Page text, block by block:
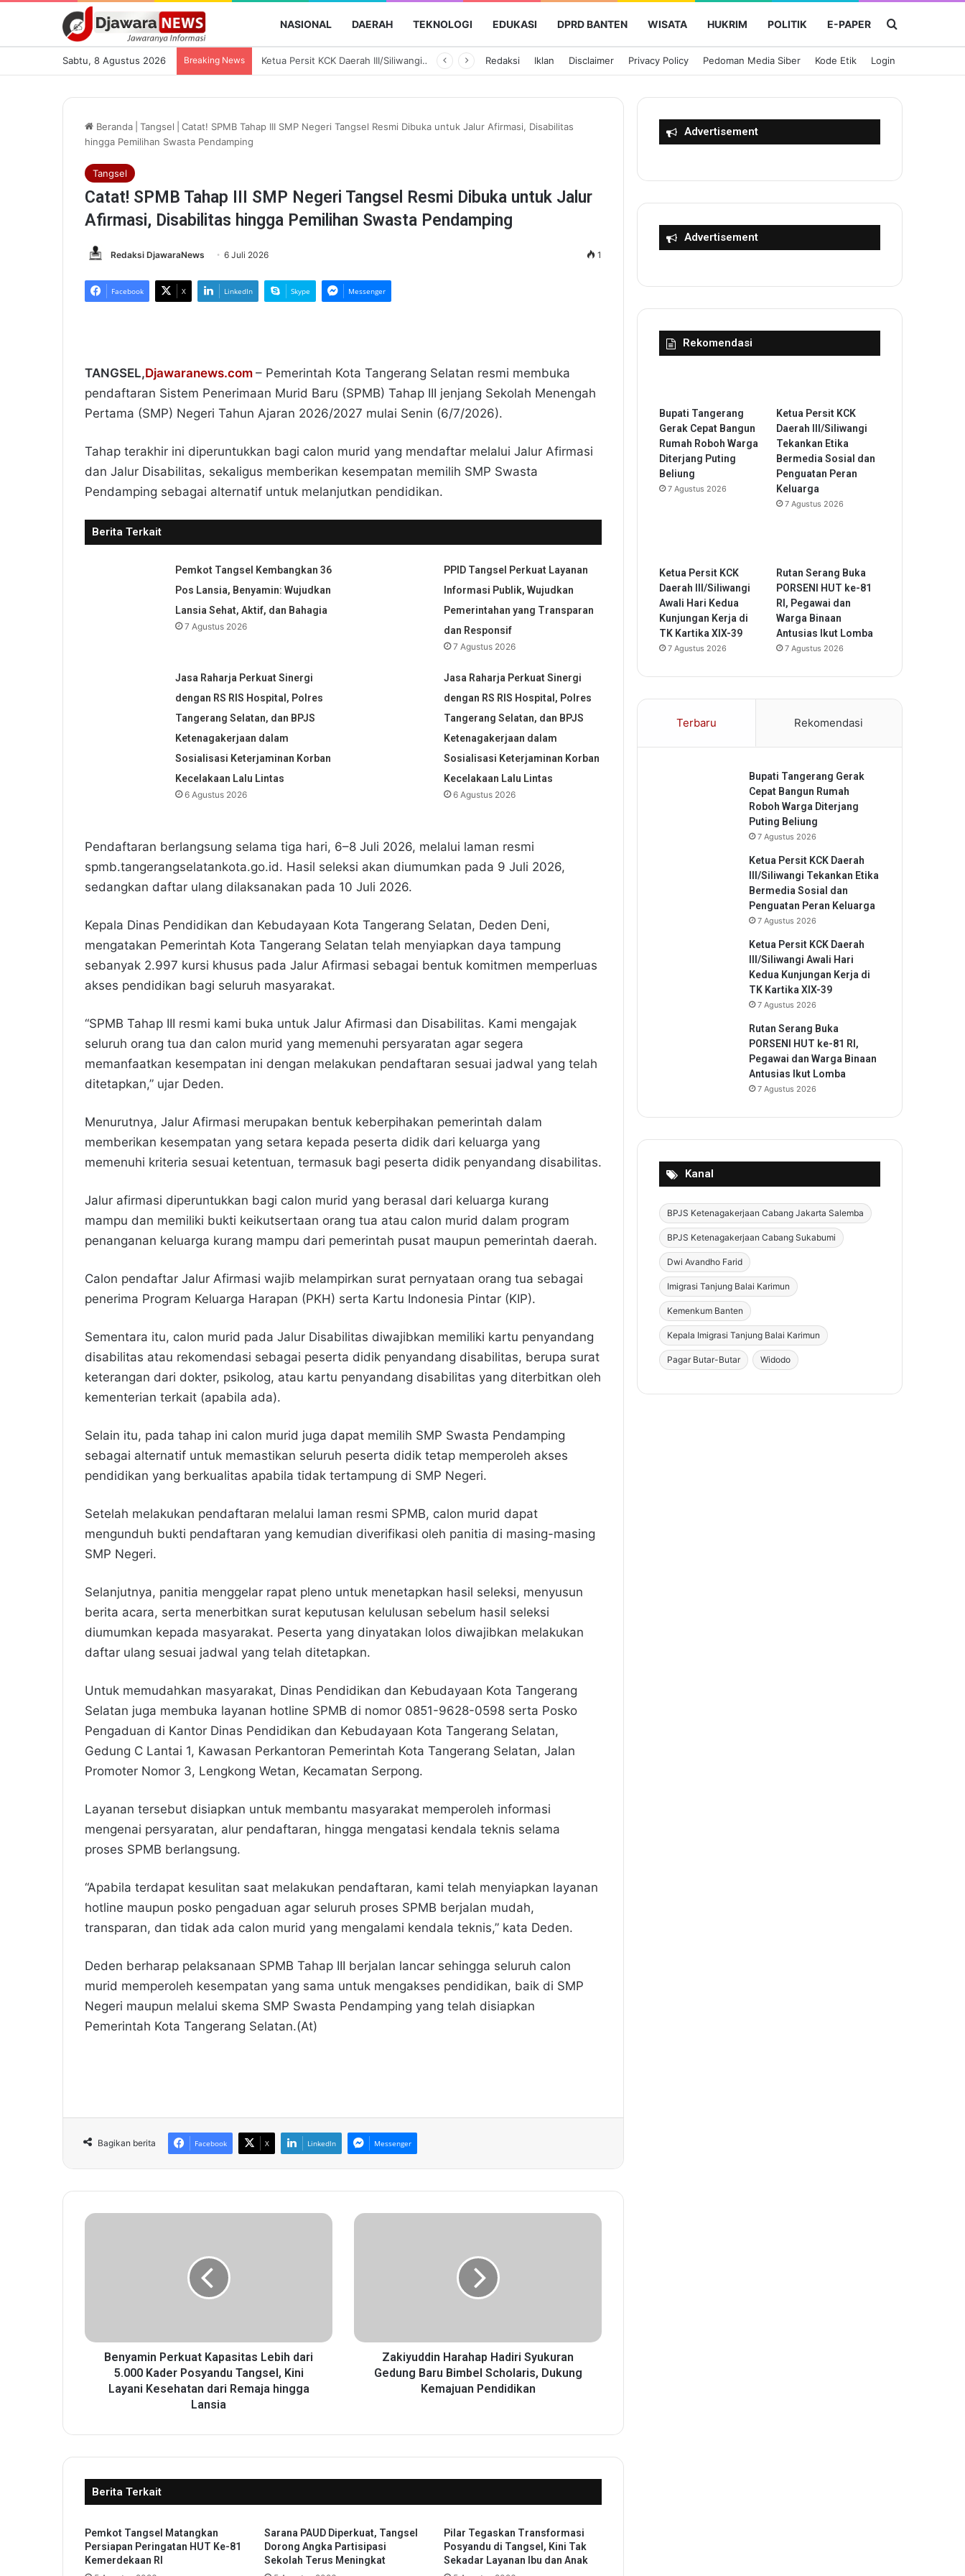
NASIONAL DAERAH TEKNOLOGI EDUKASI DPRD BANTEN WISATA HUKRIM POLITIK E-PAPER Cari Berita
Sabtu, 8 Agustus 2026 Breaking News Ketua Persit KCK Daerah III/Siliwangi Awali Hari Kedua Kunjungan Kerja di TK Kartika XIX-39 Redaksi Iklan Disclaimer Privacy Policy Pedoman Media Siber Kode Etik Login
Beranda Tangsel
Catat! SPMB Tahap III SMP Negeri Tangsel Resmi Dibuka untuk Jalur Afirmasi, Disabilitas
hingga Pemilihan Swasta Pendamping
Tangsel
Catat! SPMB Tahap III SMP Negeri Tangsel Resmi Dibuka untuk Jalur
Afirmasi, Disabilitas hingga Pemilihan Swasta Pendamping
Redaksi DjawaraNews 6 Juli 2026 1
Facebook X LinkedIn Skype Messenger
TANGSEL,Djawaranews.com – Pemerintah Kota Tangerang Selatan resmi membuka
pendaftaran Sistem Penerimaan Murid Baru (SPMB) Tahap III jenjang Sekolah Menengah
Pertama (SMP) Negeri Tahun Ajaran 2026/2027 mulai Senin (6/7/2026).
Tahap terakhir ini diperuntukkan bagi calon murid yang mendaftar melalui Jalur Afirmasi
dan Jalur Disabilitas, sekaligus memberikan kesempatan memilih SMP Swasta
Pendamping sebagai alternatif untuk melanjutkan pendidikan.
Berita Terkait
Pemkot Tangsel Kembangkan 36
Pos Lansia, Benyamin: Wujudkan
Lansia Sehat, Aktif, dan Bahagia
7 Agustus 2026
PPID Tangsel Perkuat Layanan
Informasi Publik, Wujudkan
Pemerintahan yang Transparan
dan Responsif
7 Agustus 2026
Jasa Raharja Perkuat Sinergi
dengan RS RIS Hospital, Polres
Tangerang Selatan, dan BPJS
Ketenagakerjaan dalam
Sosialisasi Keterjaminan Korban
Kecelakaan Lalu Lintas
6 Agustus 2026
Jasa Raharja Perkuat Sinergi
dengan RS RIS Hospital, Polres
Tangerang Selatan, dan BPJS
Ketenagakerjaan dalam
Sosialisasi Keterjaminan Korban
Kecelakaan Lalu Lintas
6 Agustus 2026
Pendaftaran berlangsung selama tiga hari, 6–8 Juli 2026, melalui laman resmi
spmb.tangerangselatankota.go.id. Hasil seleksi akan diumumkan pada 9 Juli 2026,
sedangkan daftar ulang dilaksanakan pada 10 Juli 2026.
Kepala Dinas Pendidikan dan Kebudayaan Kota Tangerang Selatan, Deden Deni,
mengatakan Pemerintah Kota Tangerang Selatan telah menyiapkan daya tampung
sebanyak 2.997 kursi khusus pada Jalur Afirmasi sebagai bentuk komitmen memperluas
akses pendidikan bagi seluruh masyarakat.
“SPMB Tahap III resmi kami buka untuk Jalur Afirmasi dan Disabilitas. Kami mengajak
seluruh orang tua dan calon murid yang memenuhi persyaratan agar segera
memanfaatkan kesempatan ini dengan melakukan pendaftaran sesuai jadwal yang telah
ditetapkan,” ujar Deden.
Menurutnya, Jalur Afirmasi merupakan bentuk keberpihakan pemerintah dalam
memberikan kesempatan yang setara kepada peserta didik dari keluarga yang
memenuhi kriteria sesuai ketentuan, termasuk bagi peserta didik penyandang disabilitas.
Jalur afirmasi diperuntukkan bagi calon murid yang berasal dari keluarga kurang
mampu dan memiliki bukti keikutsertaan orang tua atau calon murid dalam program
penanganan keluarga kurang mampu dari pemerintah pusat maupun pemerintah daerah.
Calon pendaftar Jalur Afirmasi wajib melampirkan surat pernyataan orang tua sebagai
penerima Program Keluarga Harapan (PKH) serta Kartu Indonesia Pintar (KIP).
Sementara itu, calon murid pada Jalur Disabilitas diwajibkan memiliki kartu penyandang
disabilitas atau rekomendasi sebagai peserta didik penyandang disabilitas, berupa surat
keterangan dari dokter, psikolog, atau kartu penyandang disabilitas yang diterbitkan oleh
kementerian terkait (apabila ada).
Selain itu, pada tahap ini calon murid juga dapat memilih SMP Swasta Pendamping
sebagai alternatif untuk memastikan seluruh peserta didik tetap memperoleh akses
pendidikan yang berkualitas apabila tidak tertampung di SMP Negeri.
Setelah melakukan pendaftaran melalui laman resmi SPMB, calon murid dapat
mengunduh bukti pendaftaran yang kemudian diverifikasi oleh panitia di masing-masing
SMP Negeri.
Selanjutnya, panitia menggelar rapat pleno untuk menetapkan hasil seleksi, menyusun
berita acara, serta menerbitkan surat keputusan kelulusan sebelum hasil seleksi
diumumkan kepada masyarakat. Peserta yang dinyatakan lolos diwajibkan melakukan
daftar ulang sesuai jadwal yang telah ditetapkan.
Untuk memudahkan masyarakat, Dinas Pendidikan dan Kebudayaan Kota Tangerang
Selatan juga membuka layanan hotline SPMB di nomor 0851-9628-0598 serta Posko
Pengaduan di Kantor Dinas Pendidikan dan Kebudayaan Kota Tangerang Selatan,
Gedung C Lantai 1, Kawasan Perkantoran Pemerintah Kota Tangerang Selatan, Jalan
Promoter Nomor 3, Lengkong Wetan, Kecamatan Serpong.
Layanan tersebut disiapkan untuk membantu masyarakat memperoleh informasi
mengenai persyaratan, alur pendaftaran, hingga mengatasi kendala teknis selama
proses SPMB berlangsung.
“Apabila terdapat kesulitan saat melakukan pendaftaran, kami telah menyiapkan layanan
hotline maupun posko pengaduan agar seluruh proses SPMB berjalan mudah,
transparan, dan tidak ada calon murid yang mengalami kendala teknis,” kata Deden.
Deden berharap pelaksanaan SPMB Tahap III berjalan lancar sehingga seluruh calon
murid memperoleh kesempatan yang sama untuk mengakses pendidikan, baik di SMP
Negeri maupun melalui skema SMP Swasta Pendamping yang telah disiapkan
Pemerintah Kota Tangerang Selatan.(At)
Bagikan berita Facebook X LinkedIn Messenger
B
P
t
p
s
t
a
s
Benyamin Perkuat Kapasitas Lebih dari
5.000 Kader Posyandu Tangsel, Kini
Layani Kesehatan dari Remaja hingga
Lansia
Z
i
h
H
d
r
i
S
Zakiyuddin Harahap Hadiri Syukuran
Gedung Baru Bimbel Scholaris, Dukung
Kemajuan Pendidikan
Berita Terkait
Pemkot Tangsel Matangkan
Persiapan Peringatan HUT Ke-81
Kemerdekaan RI
Sarana PAUD Diperkuat, Tangsel
Dorong Angka Partisipasi
Sekolah Terus Meningkat
Pilar Tegaskan Transformasi
Posyandu di Tangsel, Kini Tak
Sekadar Layanan Ibu dan Anak
Advertisement
Advertisement
Rekomendasi
Bupati Tangerang
Gerak Cepat Bangun
Rumah Roboh Warga
Diterjang Puting
Beliung
7 Agustus 2026
Ketua Persit KCK
Daerah III/Siliwangi
Tekankan Etika
Bermedia Sosial dan
Penguatan Peran
Keluarga
7 Agustus 2026
Ketua Persit KCK
Daerah III/Siliwangi
Awali Hari Kedua
Kunjungan Kerja di
TK Kartika XIX-39
7 Agustus 2026
Rutan Serang Buka
PORSENI HUT ke-81
RI, Pegawai dan
Warga Binaan
Antusias Ikut Lomba
7 Agustus 2026
Terbaru Rekomendasi
Bupati Tangerang Gerak
Cepat Bangun Rumah
Roboh Warga Diterjang
Puting Beliung
7 Agustus 2026
Ketua Persit KCK Daerah
III/Siliwangi Tekankan Etika
Bermedia Sosial dan
Penguatan Peran Keluarga
7 Agustus 2026
Ketua Persit KCK Daerah
III/Siliwangi Awali Hari
Kedua Kunjungan Kerja di
TK Kartika XIX-39
7 Agustus 2026
Rutan Serang Buka
PORSENI HUT ke-81 RI,
Pegawai dan Warga Binaan
Antusias Ikut Lomba
7 Agustus 2026
Kanal
BPJS Ketenagakerjaan Cabang Jakarta Salemba
BPJS Ketenagakerjaan Cabang Sukabumi
Dwi Avandho Farid
Imigrasi Tanjung Balai Karimun
Kemenkum Banten
Kepala Imigrasi Tanjung Balai Karimun
Pagar Butar-Butar Widodo